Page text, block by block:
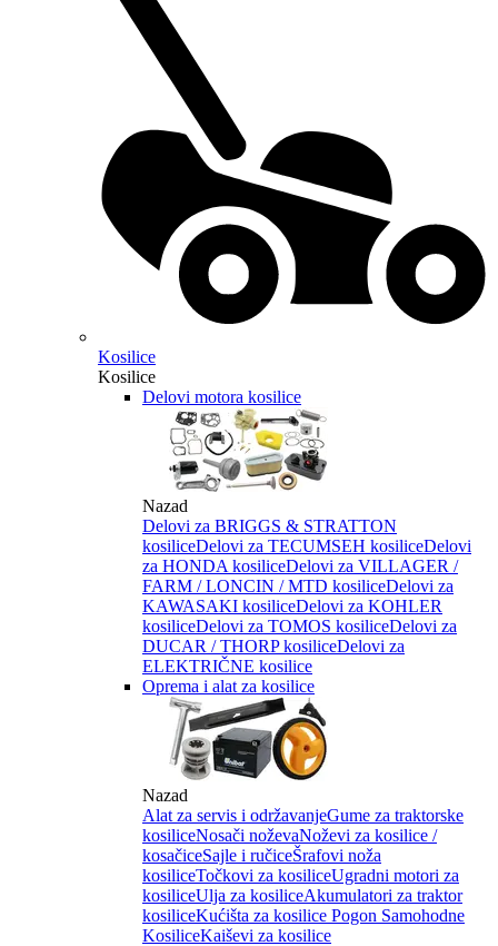
Kosilice
Kosilice
Delovi motora kosilice
Nazad
Delovi za BRIGGS & STRATTON
kosiliceDelovi za TECUMSEH kosiliceDelovi
za HONDA kosiliceDelovi za VILLAGER /
FARM / LONCIN / MTD kosiliceDelovi za
KAWASAKI kosiliceDelovi za KOHLER
kosiliceDelovi za TOMOS kosiliceDelovi za
DUCAR / THORP kosiliceDelovi za
ELEKTRIČNE kosilice
Oprema i alat za kosilice
Nazad
Alat za servis i održavanjeGume za traktorske
kosiliceNosači noževaNoževi za kosilice /
kosačiceSajle i ručiceŠrafovi noža
kosiliceTočkovi za kosiliceUgradni motori za
kosiliceUlja za kosiliceAkumulatori za traktor
kosiliceKućišta za kosilice Pogon Samohodne
KosiliceKaiševi za kosilice